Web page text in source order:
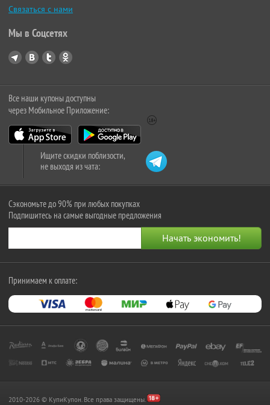
Связаться с нами
Мы в Соцсетях
Все наши купоны доступны
через Мобильное Приложение:
Ищите скидки поблизости,
не выходя из чата:
Сэкономьте до 90% при любых покупках
Подпишитесь на самые выгодные предложения
Принимаем к оплате:
2010-2026 © КупиКупон. Все права защищены.